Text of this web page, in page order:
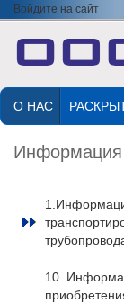
Войдите на сайт
О НАС
Информация
10.